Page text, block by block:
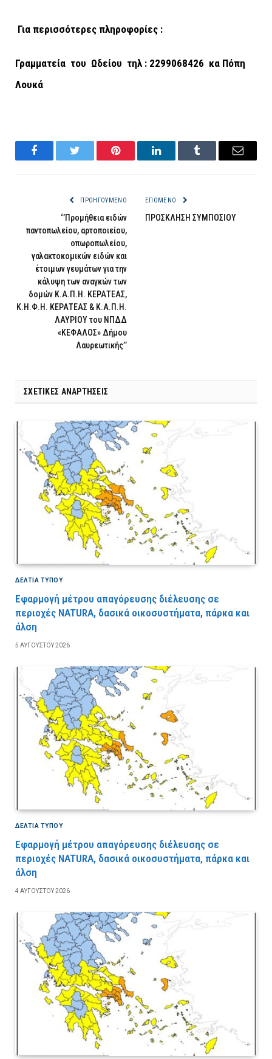
Για περισσότερες πληροφορίες :
Γραμματεία του Ωδείου τηλ : 2299068426 κα Πόπη
Λουκά
FacebookTwitter Pinterest LinkedInTumblr Email
ΠΡΟΗΓΟΎΜΕΝΟ
‘’Προμήθεια ειδών
παντοπωλείου, αρτοποιείου,
οπωροπωλείου,
γαλακτοκομικών ειδών και
έτοιμων γευμάτων για την
κάλυψη των αναγκών των
δομών Κ.Α.Π.Η. ΚΕΡΑΤΕΑΣ,
Κ.Η.Φ.Η. ΚΕΡΑΤΕΑΣ & Κ.Α.Π.Η.
ΛΑΥΡΙΟΥ του ΝΠΔΔ
«ΚΕΦΑΛΟΣ» Δήμου
Λαυρεωτικής’’
ΕΠΌΜΕΝΟ
ΠΡΟΣΚΛΗΣΗ ΣΥΜΠΟΣΙΟΥ
ΣΧΕΤΙΚΈΣ ΑΝΑΡΤΉΣΕΙΣ
ΔΕΛΤΙΑ ΤΥΠΟΥ
Εφαρμογή μέτρου απαγόρευσης διέλευσης σε
περιοχές NATURA, δασικά οικοσυστήματα, πάρκα και
άλση
5 ΑΥΓΟΎΣΤΟΥ 2026
ΔΕΛΤΙΑ ΤΥΠΟΥ
Εφαρμογή μέτρου απαγόρευσης διέλευσης σε
περιοχές NATURA, δασικά οικοσυστήματα, πάρκα και
άλση
4 ΑΥΓΟΎΣΤΟΥ 2026